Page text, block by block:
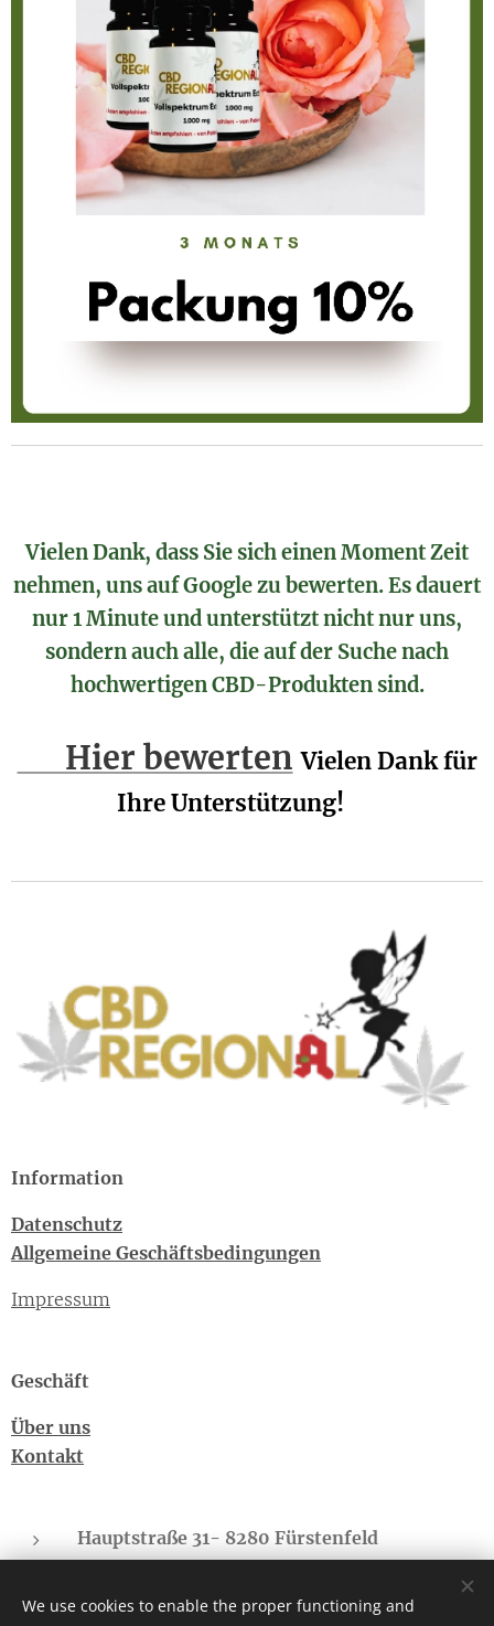
Vielen Dank, dass Sie sich einen Moment Zeit
nehmen, uns auf Google zu bewerten. Es dauert
nur 1 Minute und unterstützt nicht nur uns,
sondern auch alle, die auf der Suche nach
hochwertigen CBD-Produkten sind.
👉 Hier bewerten Vielen Dank für
Ihre Unterstützung! 💚
Information
Datenschutz
Allgemeine Geschäftsbedingungen
Impressum
Geschäft
Über uns
Kontakt
Hauptstraße 31- 8280 Fürstenfeld
cbd-regional.suedbgld@gmx.at
We use cookies to enable the proper functioning and